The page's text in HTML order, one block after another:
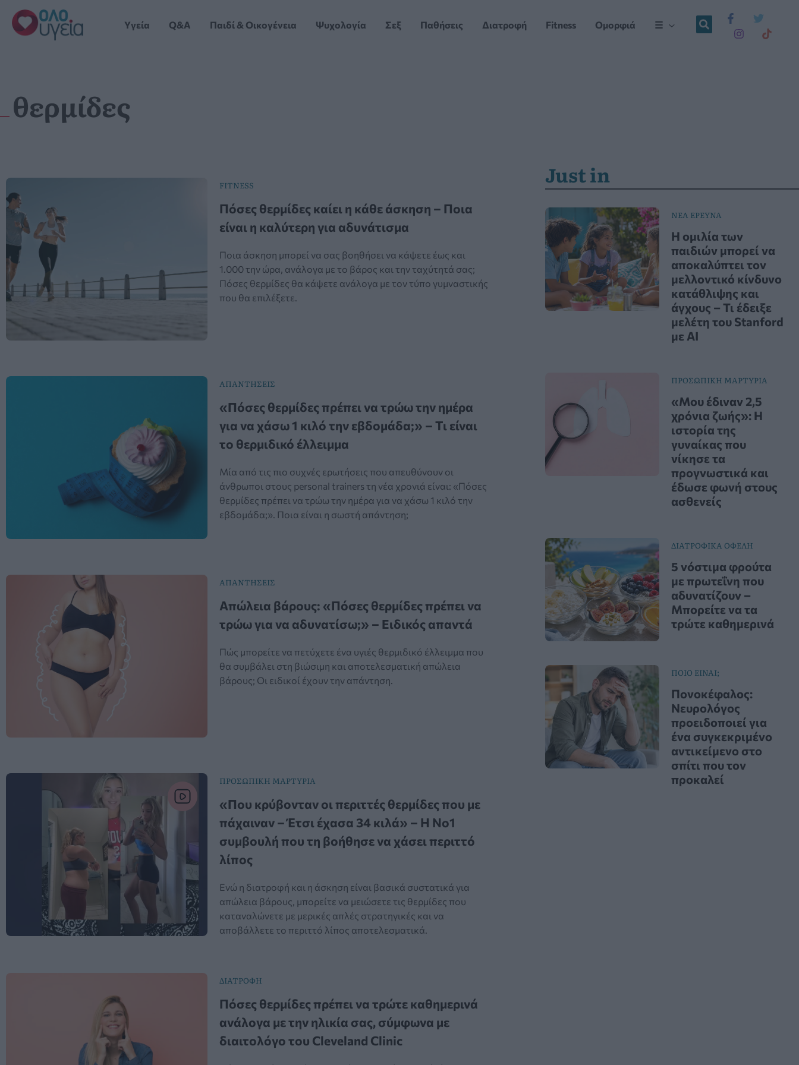
Μετάβαση
στο
περιεχόμενο
Yγεία Q&A Παιδί & Οικογένεια Ψυχολογία Σεξ Παθήσεις Διατροφή Fitness Ομορφιά ☰
θερμίδες
FITNESS
Πόσες θερμίδες καίει η κάθε άσκηση – Ποια
είναι η καλύτερη για αδυνάτισμα
Ποια άσκηση μπορεί να σας βοηθήσει να κάψετε έως και
1.000 την ώρα, ανάλογα με το βάρος και την ταχύτητά σας;
Πόσες θερμίδες θα κάψετε ανάλογα με τον τύπο γυμναστικής
που θα επιλέξετε.
ΑΠΑΝΤΗΣΕΙΣ
«Πόσες θερμίδες πρέπει να τρώω την ημέρα
για να χάσω 1 κιλό την εβδομάδα;» – Τι είναι
το θερμιδικό έλλειμμα
Μία από τις πιο συχνές ερωτήσεις που απευθύνουν οι
άνθρωποι στους personal trainers τη νέα χρονιά είναι: «Πόσες
θερμίδες πρέπει να τρώω την ημέρα για να χάσω 1 κιλό την
εβδομάδα;». Ποια είναι η σωστή απάντηση;
ΑΠΑΝΤΗΣΕΙΣ
Απώλεια βάρους: «Πόσες θερμίδες πρέπει να
τρώω για να αδυνατίσω;» – Ειδικός απαντά
Πώς μπορείτε να πετύχετε ένα υγιές θερμιδικό έλλειμμα που
θα συμβάλει στη βιώσιμη και αποτελεσματική απώλεια
βάρους; Οι ειδικοί έχουν την απάντηση.
ΠΡΟΣΩΠΙΚΗ ΜΑΡΤΥΡΙΑ
«Που κρύβονταν οι περιττές θερμίδες που με
πάχαιναν – Έτσι έχασα 34 κιλά» – Η Νο1
συμβουλή που τη βοήθησε να χάσει περιττό
λίπος
Ενώ η διατροφή και η άσκηση είναι βασικά συστατικά για
απώλεια βάρους, μπορείτε να μειώσετε τις θερμίδες που
καταναλώνετε με μερικές απλές στρατηγικές και να
αποβάλλετε το περιττό λίπος αποτελεσματικά.
ΔΙΑΤΡΟΦΗ
Πόσες θερμίδες πρέπει να τρώτε καθημερινά
ανάλογα με την ηλικία σας, σύμφωνα με
διαιτολόγο του Cleveland Clinic
Just in
ΝΕΑ ΕΡΕΥΝΑ
Η ομιλία των
παιδιών μπορεί να
αποκαλύπτει τον
μελλοντικό κίνδυνο
κατάθλιψης και
άγχους – Τι έδειξε
μελέτη του Stanford
με AI
ΠΡΟΣΩΠΙΚΗ ΜΑΡΤΥΡΙΑ
«Μου έδιναν 2,5
χρόνια ζωής»: Η
ιστορία της
γυναίκας που
νίκησε τα
προγνωστικά και
έδωσε φωνή στους
ασθενείς
ΔΙΑΤΡΟΦΙΚΑ ΟΦΕΛΗ
5 νόστιμα φρούτα
με πρωτεΐνη που
αδυνατίζουν –
Μπορείτε να τα
τρώτε καθημερινά
ΠΟΙΟ ΕΙΝΑΙ;
Πονοκέφαλος:
Νευρολόγος
προειδοποιεί για
ένα συγκεκριμένο
αντικείμενο στο
σπίτι που τον
προκαλεί